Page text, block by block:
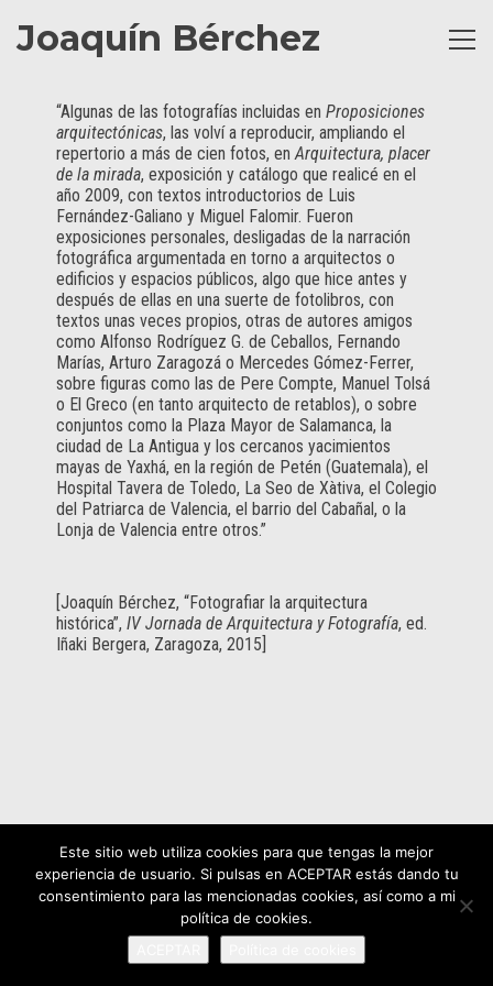
Joaquín Bérchez
“Algunas de las fotografías incluidas en Proposiciones
arquitectónicas, las volví a reproducir, ampliando el
repertorio a más de cien fotos, enArquitectura, placer
de la mirada, exposición y catálogo que realicé en el
año 2009, con textos introductorios de Luis
Fernández-Galiano y Miguel Falomir. Fueron
exposiciones personales, desligadas de la narración
fotográfica argumentada en torno a arquitectos o
edificios y espacios públicos, algo que hice antes y
después de ellas en una suerte de fotolibros, con
textos unas veces propios, otras de autores amigos
como Alfonso Rodríguez G. de Ceballos, Fernando
Marías, Arturo Zaragozá o Mercedes Gómez-Ferrer,
sobre figuras como las de Pere Compte, Manuel Tolsá
o El Greco (en tanto arquitecto de retablos), o sobre
conjuntos como la Plaza Mayor de Salamanca, la
ciudad de La Antigua y los cercanos yacimientos
mayas de Yaxhá, en la región de Petén (Guatemala), el
Hospital Tavera de Toledo, La Seo de Xàtiva, el Colegio
del Patriarca de Valencia, el barrio del Cabañal, o la
Lonja de Valencia entre otros.”
[Joaquín Bérchez, “Fotografiar la arquitectura
histórica”, IV Jornada de Arquitectura y Fotografía, ed.
Iñaki Bergera, Zaragoza, 2015]
Este sitio web utiliza cookies para que tengas la mejor
experiencia de usuario. Si pulsas en ACEPTAR estás dando tu
consentimiento para las mencionadas cookies, así como a mi
política de cookies.